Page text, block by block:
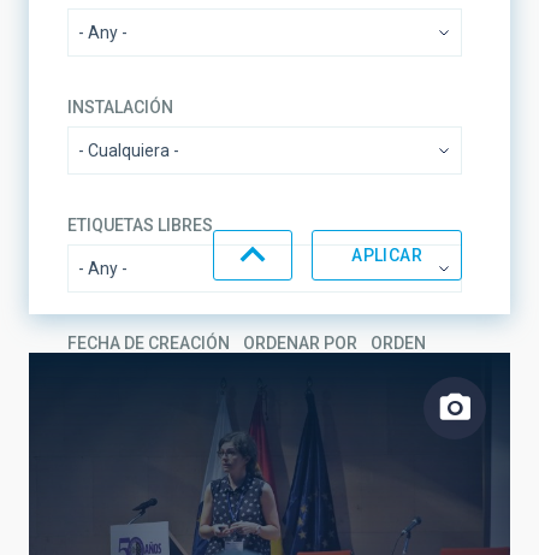
INSTALACIÓN
ETIQUETAS LIBRES
FECHA DE CREACIÓN ORDENAR POR ORDEN